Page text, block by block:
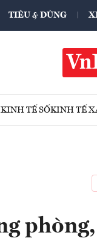
TIÊU & DÙNG
KINH TẾ SỐKINH TẾ